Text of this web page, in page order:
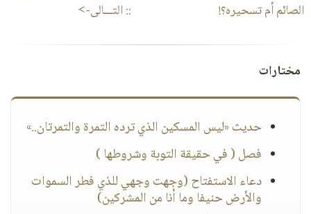
الصائم أم تسحيره؟!
:: التـــالى->
مختارات
حديث «ليس المسكين الذي ترده التمرة والتمرتان..»
فصل ( في حقيقة التوبة وشروطها )
دعاء الاستفتاح (وجهت وجهي للذي فطر السموات
والأرض حنيفا وما أنا من المشركين)